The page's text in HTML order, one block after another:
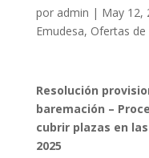
por admin | May 12,
Emudesa, Ofertas de
Resolución
baremación –
cubrir plazas en
2025